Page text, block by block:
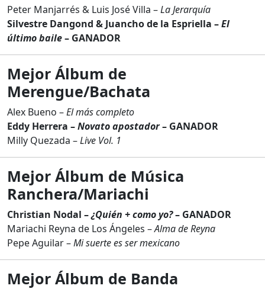
Peter Manjarrés & Luis José Villa –La Jerarquía
Silvestre Dangond & Juancho de la Espriella –El
último baile– GANADOR
Mejor Álbum de
Merengue/Bachata
Alex Bueno –El más completo
Eddy Herrera –Novato apostador– GANADOR
Milly Quezada –Live Vol. 1
Mejor Álbum de Música
Ranchera/Mariachi
Christian Nodal –¿Quién + como yo?– GANADOR
Mariachi Reyna de Los Ángeles –Alma de Reyna
Pepe Aguilar –Mi suerte es ser mexicano
Mejor Álbum de Banda